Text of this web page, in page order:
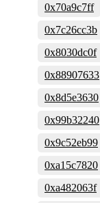
0x70a9c7ff
0x7c26cc3b
0x8030dc0f
0x88907633
0x8d5e3630
0x99b32240
0x9c52eb99
0xa15c7820
0xa482063f